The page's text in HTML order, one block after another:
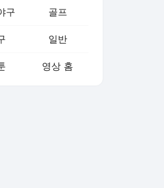
구 골프
일반
영상 홈